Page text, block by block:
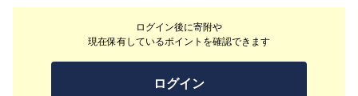
ログイン後に寄附や
現在保有しているポイントを確認できます
ログイン
栽培をしており、本来持つポテンシャルを最大限に引き出
しているため、大粒でこくのある味わいの果実が育ちま
す。農園には草がはえないシートを敷き詰めているため、
害虫などの繁殖を防ぐとともに、お客様にはサンダルやハ
イヒールでもご入園いただけます。休憩施設も充実してお